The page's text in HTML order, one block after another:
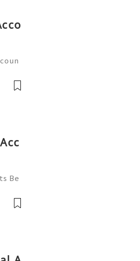
yo
Be